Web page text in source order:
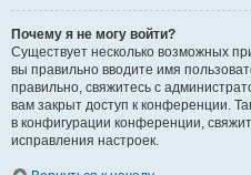
Почему я не могу войти?
Существует несколько возможных
вы правильно вводите имя
правильно, свяжитесь с
вам закрыт доступ к конференции.
в конфигурации конференции,
исправления настроек.